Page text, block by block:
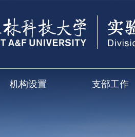
机构设置 支部工作